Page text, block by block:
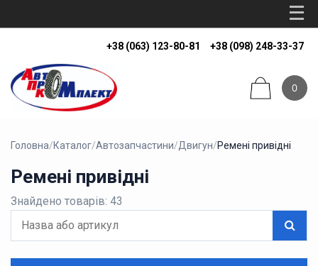
+38 (063) 123-80-81 +38 (098) 248-33-37
0
Головна/Каталог/Автозапчастини/Двигун/Ремені привідні
Ремені привідні
Знайдено товарів: 43